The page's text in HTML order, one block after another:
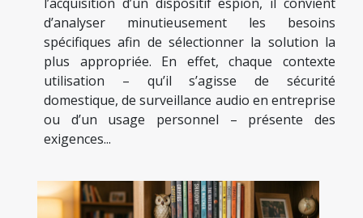
d’analyser minutieusement les besoins
spécifiques afin de sélectionner la solution la
plus appropriée. En effet, chaque contexte
utilisation – qu’il s’agisse de sécurité
domestique, de surveillance audio en entreprise
ou d’un usage personnel – présente des
exigences...